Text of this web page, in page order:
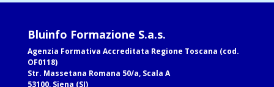
Bluinfo Formazione S.a.s.
Agenzia Formativa Accreditata Regione Toscana (cod.
OF0118)
Str. Massetana Romana 50/a, Scala A
53100, Siena (SI)